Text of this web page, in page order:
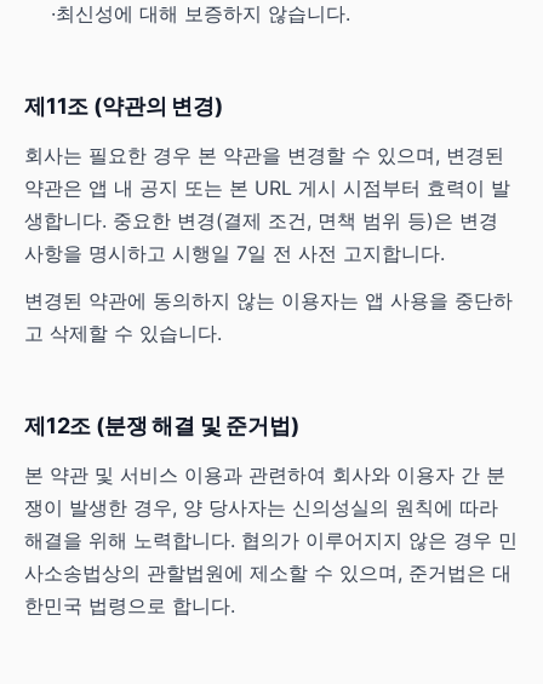
·최신성에 대해 보증하지 않습니다.
제11조 (약관의 변경)
회사는 필요한 경우 본 약관을 변경할 수 있으며, 변경된
약관은 앱 내 공지 또는 본 URL 게시 시점부터 효력이 발
생합니다. 중요한 변경(결제 조건, 면책 범위 등)은 변경
사항을 명시하고 시행일 7일 전 사전 고지합니다.
변경된 약관에 동의하지 않는 이용자는 앱 사용을 중단하
고 삭제할 수 있습니다.
제12조 (분쟁 해결 및 준거법)
본 약관 및 서비스 이용과 관련하여 회사와 이용자 간 분
쟁이 발생한 경우, 양 당사자는 신의성실의 원칙에 따라
해결을 위해 노력합니다. 협의가 이루어지지 않은 경우 민
사소송법상의 관할법원에 제소할 수 있으며, 준거법은 대
한민국 법령으로 합니다.